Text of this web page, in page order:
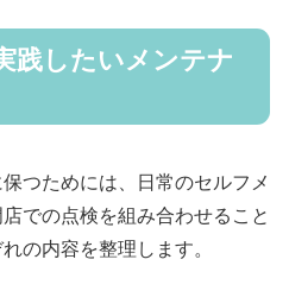
践したいメンテナ
つためには、日常のセルフメ
での点検を組み合わせること
の内容を整理します。